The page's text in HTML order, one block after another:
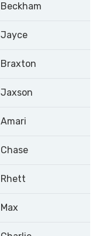
Beckham
Jayce
Braxton
Jaxson
Amari
Chase
Rhett
Max